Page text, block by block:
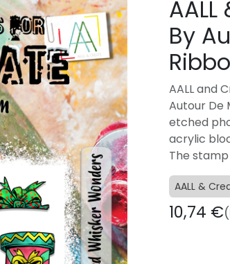
By
AALL and
Autour De
etched
acrylic
The
AALL &
10,74 €